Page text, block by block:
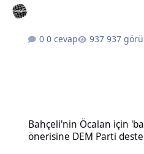
0 cevap 937
Bahçeli'nin Öcalan için
önerisine DEM Parti